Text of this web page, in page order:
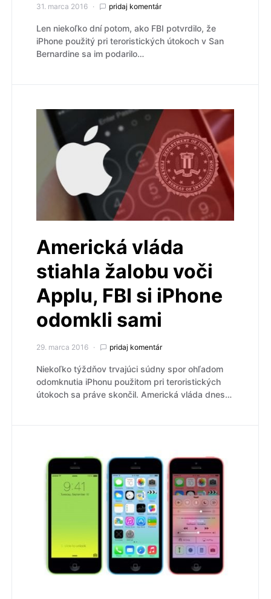
31. marca 2016 pridaj komentár
Len niekoľko dní potom, ako FBI potvrdilo, že
iPhone použitý pri teroristických útokoch v San
Bernardine sa im podarilo…
Americká vláda
stiahla žalobu voči
Applu, FBI si iPhone
odomkli sami
29. marca 2016 pridaj komentár
Niekoľko týždňov trvajúci súdny spor ohľadom
odomknutia iPhonu použitom pri teroristických
útokoch sa práve skončil. Americká vláda dnes…